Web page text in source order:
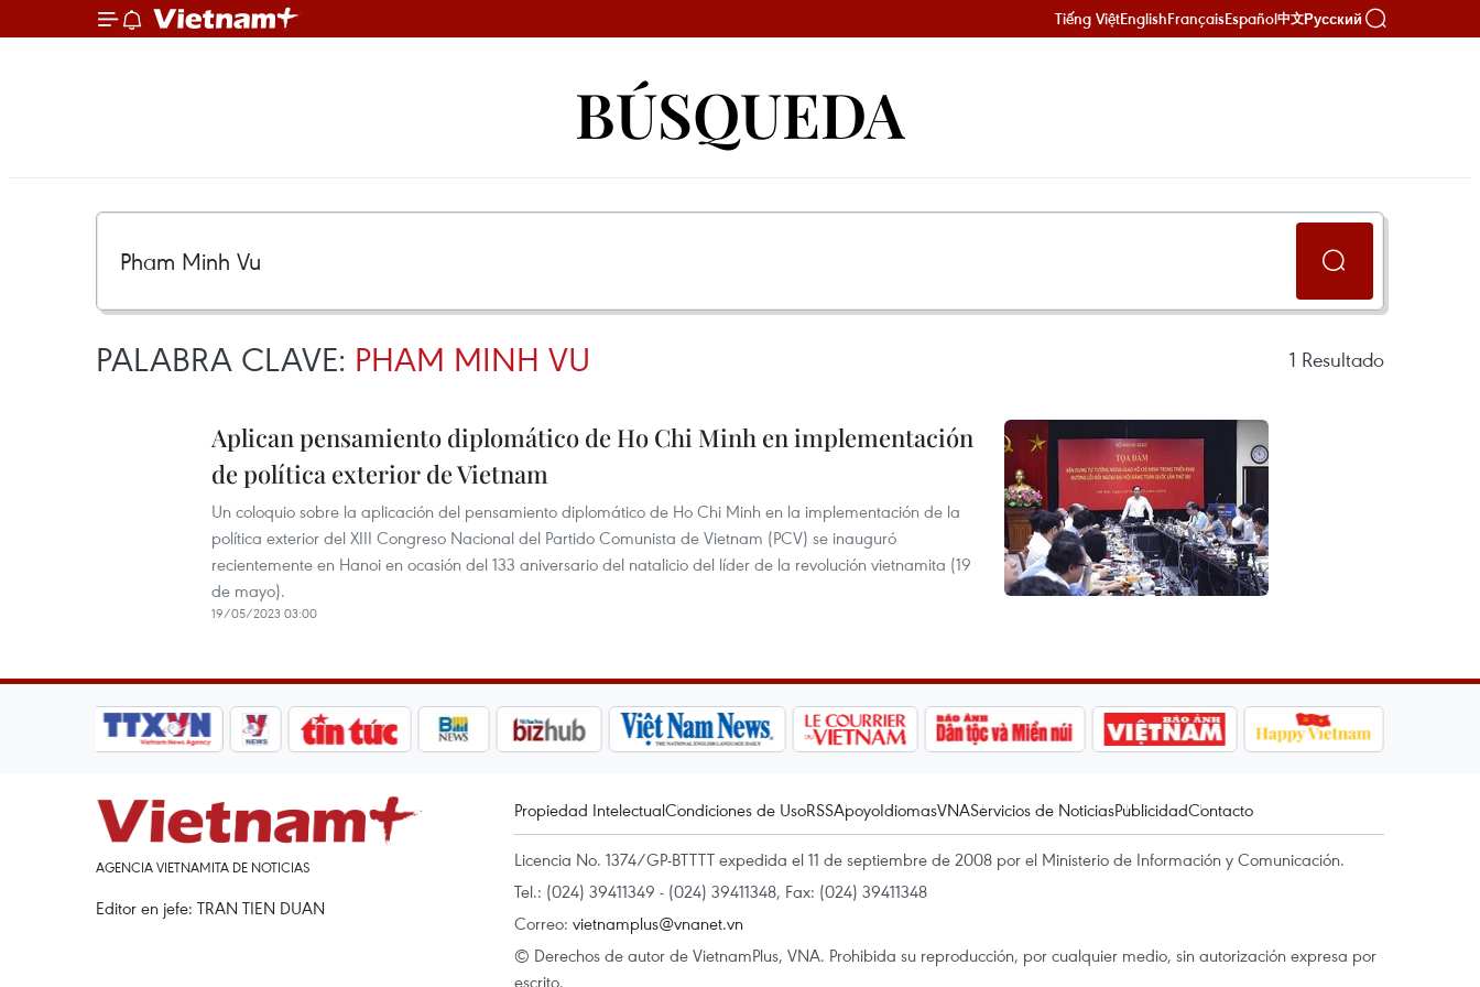
Tiếng ViệtEnglishFrançaisEspañol中文Русский
BÚSQUEDA
PALABRA CLAVE: PHAM MINH VU 1 Resultado
Aplican pensamiento diplomático de Ho Chi Minh en implementación
de política exterior de Vietnam
Un coloquio sobre la aplicación del pensamiento diplomático de Ho Chi Minh en la implementación de la
política exterior del XIII Congreso Nacional del Partido Comunista de Vietnam (PCV) se inauguró
recientemente en Hanoi en ocasión del 133 aniversario del natalicio del líder de la revolución vietnamita (19
de mayo).
19/05/2023 03:00
AGENCIA VIETNAMITA DE NOTICIAS
Editor en jefe: TRAN TIEN DUAN
Propiedad IntelectualCondiciones de UsoRSSApoyoIdiomasVNAServicios de NoticiasPublicidadContacto
Licencia No. 1374/GP-BTTTT expedida el 11 de septiembre de 2008 por el Ministerio de Información y Comunicación.
Tel.: (024) 39411349 - (024) 39411348, Fax: (024) 39411348
Correo: vietnamplus@vnanet.vn
© Derechos de autor de VietnamPlus, VNA. Prohibida su reproducción, por cualquier medio, sin autorización expresa por
escrito.